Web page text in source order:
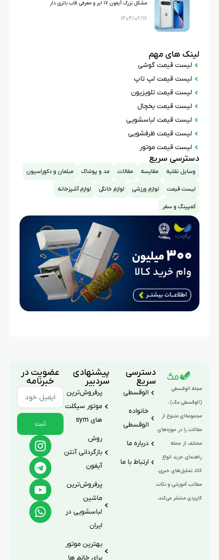
مشکل بزرگ آیفون ۱۷ ایر و معرفی قاب باتری دار
مخصوص!
۱۴۰۴/۰۲/۱۶
لینک های مهم
لیست قیمت گوشی
لیست قیمت لپ تاپ
لیست قیمت تلویزیون
لیست قیمت یخچال
لیست قیمت لباسشویی
لیست قیمت ظرفشویی
لیست قیمت موتور
دسترسی سریع
وسایل نقلیه مقایسه مقالات مد و پوشاک مبلمان و دکوراسیون
لیست قیمت لوازم ورزشی لوازم خانگی لوازم آشپزخانه
کمپینگ و سفر
مجله الوقسطی
(الوقسطی مگ) ،
مجموعه‌ای متنوع از
مقالات را در حوزه‌های
مختلف از جمله
راهنمای خرید انواع
کالا، تحلیل‌های خبری،
مطالب آموزشی و نکات
کاربردی منتشر می‌کند.
دسترسی
سریع
الوقسطی
خانواده
الوقسطی
درباره ما
ارتباط با ما
پیشنهادی
سردبیر
پرفروش‌ترین
موتور سیکلت
های sym
روش
بازگردانی آنتن
آیفون
پرفروش‌ترین
ماشین
لباسشویی در
ایران
بهترین موتور
برای خانم ها
عضویت در
خبرنامه
ثبت